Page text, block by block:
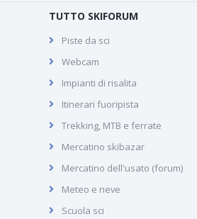
TUTTO SKIFORUM
Piste da sci
Webcam
Impianti di risalita
Itinerari fuoripista
Trekking, MTB e ferrate
Mercatino skibazar
Mercatino dell'usato (forum)
Meteo e neve
Scuola sci